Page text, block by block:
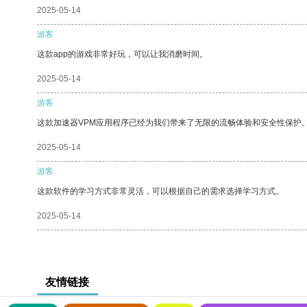
2025-05-14
游客
这款app的游戏非常好玩，可以让我消磨时间。
2025-05-14
游客
这款加速器VPM应用程序已经为我们带来了无限的流畅体验和安全性保护
2025-05-14
游客
这款软件的学习方式非常灵活，可以根据自己的需求选择学习方式。
2025-05-14
友情链接